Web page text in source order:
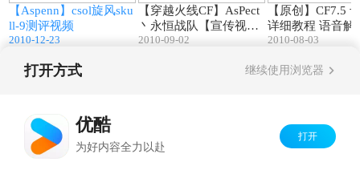
【Aspenn】csol旋风sku
ll-9测评视频
2010-12-23
【穿越火线CF】AsPect
丶永恒战队【宣传视
频】
2010-09-02
【原创】CF7.5
详细教程 语音解
（新手教程，高
2010-08-03
打开方式 继续使用浏览器
优酷
为好内容全力以赴
打开